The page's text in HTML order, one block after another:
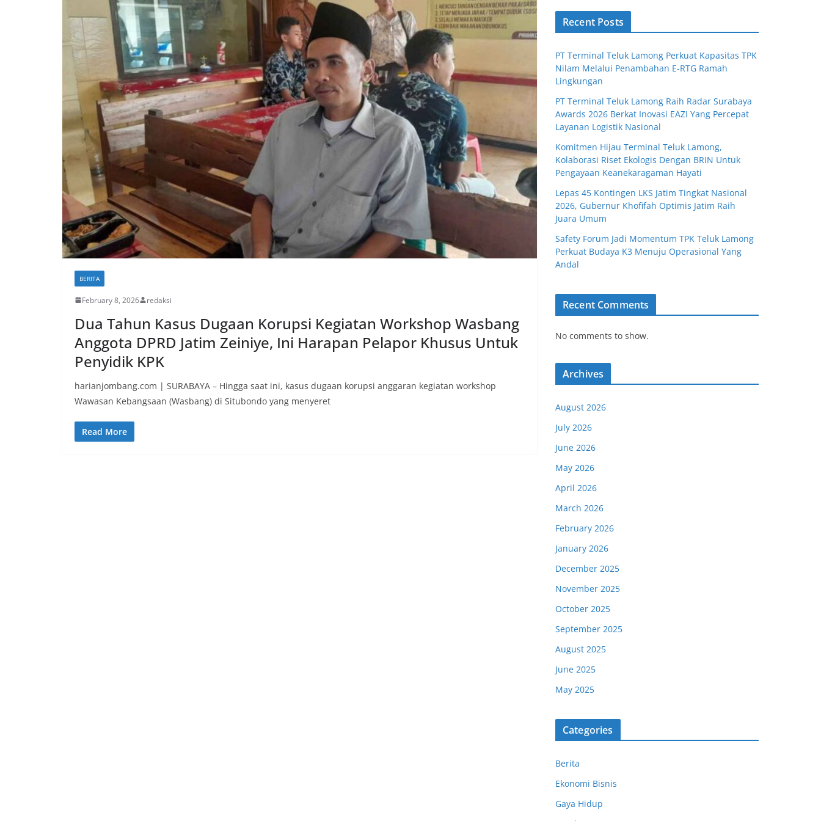
BERITA
February 8, 2026 redaksi
Dua Tahun Kasus Dugaan Korupsi Kegiatan Workshop Wasbang
Anggota DPRD Jatim Zeiniye, Ini Harapan Pelapor Khusus Untuk
Penyidik KPK
harianjombang.com | SURABAYA – Hingga saat ini, kasus dugaan korupsi anggaran kegiatan workshop
Wawasan Kebangsaan (Wasbang) di Situbondo yang menyeret
Read More
Recent Posts
PT Terminal Teluk Lamong Perkuat Kapasitas TPK
Nilam Melalui Penambahan E-RTG Ramah
Lingkungan
PT Terminal Teluk Lamong Raih Radar Surabaya
Awards 2026 Berkat Inovasi EAZI Yang Percepat
Layanan Logistik Nasional
Komitmen Hijau Terminal Teluk Lamong,
Kolaborasi Riset Ekologis Dengan BRIN Untuk
Pengayaan Keanekaragaman Hayati
Lepas 45 Kontingen LKS Jatim Tingkat Nasional
2026, Gubernur Khofifah Optimis Jatim Raih
Juara Umum
Safety Forum Jadi Momentum TPK Teluk Lamong
Perkuat Budaya K3 Menuju Operasional Yang
Andal
Recent Comments
No comments to show.
Archives
August 2026
July 2026
June 2026
May 2026
April 2026
March 2026
February 2026
January 2026
December 2025
November 2025
October 2025
September 2025
August 2025
June 2025
May 2025
Categories
Berita
Ekonomi Bisnis
Gaya Hidup